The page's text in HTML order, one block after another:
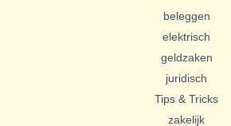
beleggen
elektrisch
geldzaken
juridisch
Tips & Tricks
zakelijk